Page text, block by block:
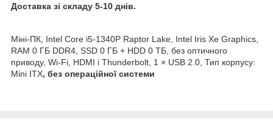
Доставка зі складу 5-10 днів.
Міні-ПК, Intel Core i5-1340P Raptor Lake, Intel Iris Xe Graphics,
RAM 0 ГБ DDR4, SSD 0 ГБ + HDD 0 ТБ, без оптичного
приводу, Wi-Fi, HDMI і Thunderbolt, 1 × USB 2.0, Тип корпусу:
Mini ITX, без операційної системи